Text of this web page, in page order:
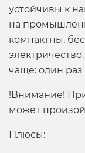
устойчивы к
на
компактны,
чаще: один раз
!Внимание!
может
Плюсы: